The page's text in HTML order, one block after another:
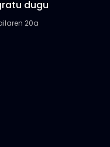
dugu
20a